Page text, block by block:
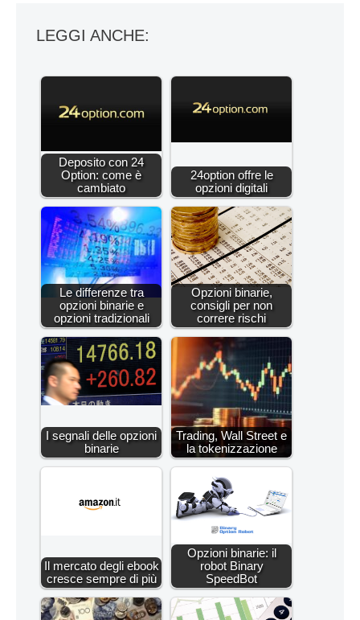
LEGGI ANCHE:
Deposito con 24
Option: come è
cambiato
24option offre le
opzioni digitali
Le differenze tra
opzioni binarie e
opzioni tradizionali
Opzioni binarie,
consigli per non
correre rischi
I segnali delle opzioni
binarie
Trading, Wall Street e
la tokenizzazione
Il mercato degli ebook
cresce sempre di più
Opzioni binarie: il
robot Binary
SpeedBot